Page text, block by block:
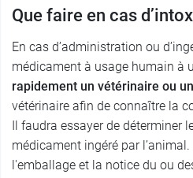
Que faire en cas
En cas d’administration ou
médicament à usage humain à
rapidement un vétérinaire ou
vétérinaire afin de connaître la
Il faudra essayer de déterminer
médicament ingéré par
l'emballage et la notice du ou